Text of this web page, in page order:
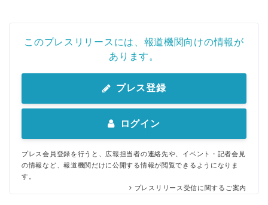
このプレスリリースには、報道機関向けの情報が
あります。
プレス登録
ログイン
プレス会員登録を行うと、広報担当者の連絡先や、イベント・記者会見
の情報など、報道機関だけに公開する情報が閲覧できるようになりま
す。
プレスリリース受信に関するご案内